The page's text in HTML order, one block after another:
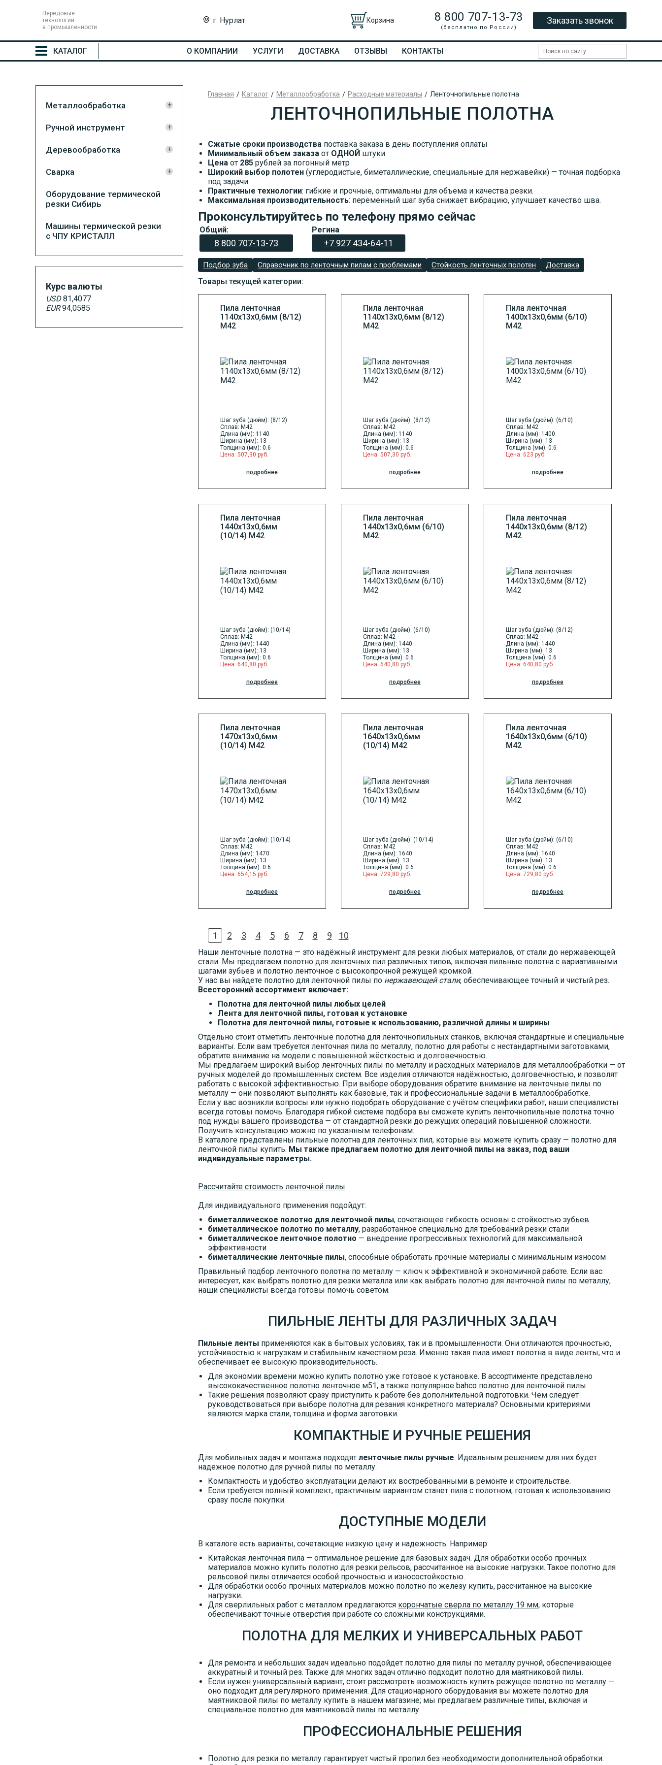
Передовые
технологии
в промышленности
г. Нурлат Корзина 8 800 707-13-73
(бесплатно по России)
Заказать звонок
КАТАЛОГ О КОМПАНИИ УСЛУГИ ДОСТАВКА ОТЗЫВЫ КОНТАКТЫ
Металлообработка
Ручной инструмент
Деревообработка
Сварка
Оборудование термической
резки Сибирь
Машины термической резки
с ЧПУ КРИСТАЛЛ
Курс валюты
USD81,4077
EUR94,0585
Главная Каталог Металлообработка Расходные материалы Ленточнопильные полотна
ЛЕНТОЧНОПИЛЬНЫЕ ПОЛОТНА
Сжатые сроки производства поставка заказа в день поступления оплаты
Минимальный объем заказа от ОДНОЙ штуки
Цена от 285 рублей за погонный метр
Широкий выбор полотен (углеродистые, биметаллические, специальные для нержавейки) — точная подборка
под задачи.
Практичные технологии: гибкие и прочные, оптимальны для объёма и качества резки.
Максимальная производительность: переменный шаг зуба снижает вибрацию, улучшает качество шва.
Проконсультируйтесь по телефону прямо сейчас
Общий:
8 800 707-13-73
Регина
+7 927 434-64-11
Подбор зуба Справочник по ленточным пилам с проблемами Стойкость ленточных полотен Доставка
Товары текущей категории:
Пила ленточная
1140х13х0,6мм (8/12)
М42
Шаг зуба (дюйм): (8/12)
Сплав: M42
Длина (мм): 1140
Ширина (мм): 13
Толщина (мм): 0.6
Цена: 507,30 руб.
подробнее
Пила ленточная
1140х13х0,6мм (8/12)
М42
Шаг зуба (дюйм): (8/12)
Сплав: M42
Длина (мм): 1140
Ширина (мм): 13
Толщина (мм): 0.6
Цена: 507,30 руб.
подробнее
Пила ленточная
1400х13х0,6мм (6/10)
М42
Шаг зуба (дюйм): (6/10)
Сплав: M42
Длина (мм): 1400
Ширина (мм): 13
Толщина (мм): 0.6
Цена: 623 руб.
подробнее
Пила ленточная
1440х13х0,6мм
(10/14) М42
Шаг зуба (дюйм): (10/14)
Сплав: M42
Длина (мм): 1440
Ширина (мм): 13
Толщина (мм): 0.6
Цена: 640,80 руб.
подробнее
Пила ленточная
1440х13х0,6мм (6/10)
М42
Шаг зуба (дюйм): (6/10)
Сплав: M42
Длина (мм): 1440
Ширина (мм): 13
Толщина (мм): 0.6
Цена: 640,80 руб.
подробнее
Пила ленточная
1440х13х0,6мм (8/12)
М42
Шаг зуба (дюйм): (8/12)
Сплав: M42
Длина (мм): 1440
Ширина (мм): 13
Толщина (мм): 0.6
Цена: 640,80 руб.
подробнее
Пила ленточная
1470х13х0,6мм
(10/14) М42
Шаг зуба (дюйм): (10/14)
Сплав: M42
Длина (мм): 1470
Ширина (мм): 13
Толщина (мм): 0.6
Цена: 654,15 руб.
подробнее
Пила ленточная
1640х13х0,6мм
(10/14) М42
Шаг зуба (дюйм): (10/14)
Сплав: M42
Длина (мм): 1640
Ширина (мм): 13
Толщина (мм): 0.6
Цена: 729,80 руб.
подробнее
Пила ленточная
1640х13х0,6мм (6/10)
М42
Шаг зуба (дюйм): (6/10)
Сплав: M42
Длина (мм): 1640
Ширина (мм): 13
Толщина (мм): 0.6
Цена: 729,80 руб.
подробнее
1 2 3 4 5 6 7 8 9 10
Наши ленточные полотна — это надёжный инструмент для резки любых материалов, от стали до нержавеющей
стали. Мы предлагаем полотно для ленточных пил различных типов, включая пильные полотна с вариативными
шагами зубьев и полотно ленточное с высокопрочной режущей кромкой.
У нас вы найдете полотно для ленточной пилы по нержавеющей стали, обеспечивающее точный и чистый рез.
Всесторонний ассортимент включает:
Полотна для ленточной пилы любых целей
Лента для ленточной пилы, готовая к установке
Полотна для ленточной пилы, готовые к использованию, различной длины и ширины
Отдельно стоит отметить ленточные полотна для ленточнопильных станков, включая стандартные и специальные
варианты. Если вам требуется ленточная пила по металлу, полотно для работы с нестандартными заготовками,
обратите внимание на модели с повышенной жёсткостью и долговечностью.
Мы предлагаем широкий выбор ленточных пилы по металлу и расходных материалов для металлообработки — от
ручных моделей до промышленных систем. Все изделия отличаются надёжностью, долговечностью, и позволят
работать с высокой эффективностью. При выборе оборудования обратите внимание на ленточные пилы по
металлу — они позволяют выполнять как базовые, так и профессиональные задачи в металлообработке.
Если у вас возникли вопросы или нужно подобрать оборудование с учётом специфики работ, наши специалисты
всегда готовы помочь. Благодаря гибкой системе подбора вы сможете купить ленточнопильные полотна точно
под нужды вашего производства — от стандартной резки до режущих операций повышенной сложности.
Получить консультацию можно по указанным телефонам:
В каталоге представлены пильные полотна для ленточных пил, которые вы можете купить сразу — полотно для
ленточной пилы купить. Мы также предлагаем полотно для ленточной пилы на заказ, под ваши
индивидуальные параметры.
Расcчитайте стоимость ленточной пилы
Для индивидуального применения подойдут:
биметаллическое полотно для ленточной пилы, сочетающее гибкость основы с стойкостью зубьев
биметаллическое полотно по металлу, разработанное специально для требований резки стали
биметаллическое ленточное полотно — внедрение прогрессивных технологий для максимальной
эффективности
биметаллические ленточные пилы, способные обработать прочные материалы с минимальным износом
Правильный подбор ленточного полотна по металлу — ключ к эффективной и экономичной работе. Если вас
интересует, как выбрать полотно для резки металла или как выбрать полотно для ленточной пилы по металлу,
наши специалисты всегда готовы помочь советом.
ПИЛЬНЫЕ ЛЕНТЫ ДЛЯ РАЗЛИЧНЫХ ЗАДАЧ
Пильные ленты применяются как в бытовых условиях, так и в промышленности. Они отличаются прочностью,
устойчивостью к нагрузкам и стабильным качеством реза. Именно такая пила имеет полотна в виде ленты, что и
обеспечивает её высокую производительность.
Для экономии времени можно купить полотно уже готовое к установке. В ассортименте представлено
высококачественное полотно ленточное м51, а также популярное bahco полотно для ленточной пилы.
Такие решения позволяют сразу приступить к работе без дополнительной подготовки. Чем следует
руководствоваться при выборе полотна для резания конкретного материала? Основными критериями
являются марка стали, толщина и форма заготовки.
КОМПАКТНЫЕ И РУЧНЫЕ РЕШЕНИЯ
Для мобильных задач и монтажа подходят ленточные пилы ручные. Идеальным решением для них будет
надежное полотно для ручной пилы по металлу.
Компактность и удобство эксплуатации делают их востребованными в ремонте и строительстве.
Если требуется полный комплект, практичным вариантом станет пила с полотном, готовая к использованию
сразу после покупки.
ДОСТУПНЫЕ МОДЕЛИ
В каталоге есть варианты, сочетающие низкую цену и надежность. Например:
Китайская ленточная пила — оптимальное решение для базовых задач. Для обработки особо прочных
материалов можно купить полотно для резки рельсов, рассчитанное на высокие нагрузки. Такое полотно для
рельсовой пилы отличается особой прочностью и износостойкостью.
Для обработки особо прочных материалов можно полотно по железу купить, рассчитанное на высокие
нагрузки.
Для сверлильных работ с металлом предлагаются корончатые сверла по металлу 19 мм, которые
обеспечивают точные отверстия при работе со сложными конструкциями.
ПОЛОТНА ДЛЯ МЕЛКИХ И УНИВЕРСАЛЬНЫХ РАБОТ
Для ремонта и небольших задач идеально подойдет полотно для пилы по металлу ручной, обеспечивающее
аккуратный и точный рез. Также для многих задач отлично подходит полотно для маятниковой пилы.
Если нужен универсальный вариант, стоит рассмотреть возможность купить режущее полотно по металлу —
оно подходит для регулярного применения. Для стационарного оборудования вы можете полотно для
маятниковой пилы по металлу купить в нашем магазине; мы предлагаем различные типы, включая и
специальное полотно для маятниковой пилы по металлу.
ПРОФЕССИОНАЛЬНЫЕ РЕШЕНИЯ
Полотно для резки по металлу гарантирует чистый пропил без необходимости дополнительной обработки.